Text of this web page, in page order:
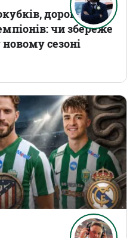
дорогі
чи збереже
сезоні